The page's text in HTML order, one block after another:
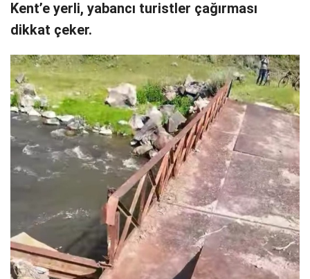
Kent’e yerli, yabancı turistler çağırması
dikkat çeker.